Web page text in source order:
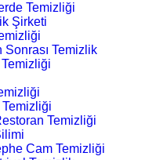
Temizliği
Şirketi
Sonrası Temizlik
Temizliği
Cam Temizliği